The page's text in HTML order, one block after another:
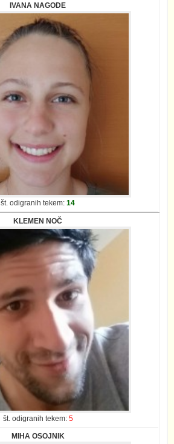
IVANA NAGODE
št. odigranih tekem:14
KLEMEN NOČ
št. odigranih tekem: 5
MIHA OSOJNIK